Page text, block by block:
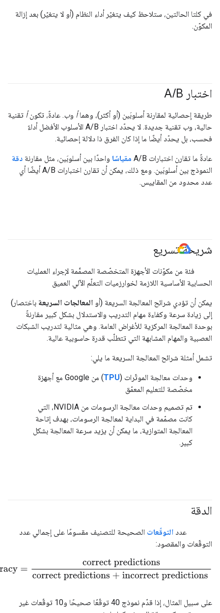
في كلتا الحالتين، ستلاحظ كيف يتغيّر أداء النظام (أو لا يتغيّر) بعد إزالة
المكوّن.
اختبار A /B
طريقة إحصائية لمقارنة أسلوبَين (أو أكثر)، وهماأ وب. عادةً، تكونأ تقنية
حالية، وب
تقنية جديدة. لا يحدّد اختبار A/B الأسلوب الأفضل أداءً
فحسب، بل يحدّد أيضًا ما إذا كان الفرق ذا دلالة إحصائية.
عادةً ما تقارن اختبارات A/B مقياسًا واحدًا بين أسلوبَين، مثل مقارنة دقة
النموذج بين أسلوبَين. ومع ذلك، يمكن أن تقارن اختبارات A/B أيضًا أي
عدد محدود من المقاييس.
شريحة تسريع
فئة من مكوّنات الأجهزة المتخصّصة المصمَّمة لإجراء العمليات
الحسابية الأساسية اللازمة لخوارزميات التعلّم الآلي العميق
يمكن أن تؤدي شرائح المعالجة السريعة (أو المعالجات السريعة باختصار)
إلى زيادة سرعة وكفاءة مهام التدريب والاستدلال بشكل كبير مقارنةً
بوحدة المعالجة المركزية للأغراض العامة. وهي مثالية لتدريب الشبكات
العصبية والمهام المشابهة التي تتطلّب قدرة حاسوبية عالية.
تشمل أمثلة شرائح المعالجة السريعة ما يلي:
وحدات معالجة الموتّرات (TPU
) من Google مع أجهزة
مخصّصة للتعليم المعمّق
تم تصميم وحدات معالجة الرسومات من NVIDIA، التي
كانت مصمّمة في البداية لمعالجة الرسومات، بهدف إتاحة
المعالجة المتوازية، ما يمكن أن يزيد سرعة المعالجة بشكل
كبير.
الدقة
#Metric
عدد التوقّعات الصحيحة للتصنيف مقسومًا على إجمالي عدد
التوقّعات والمقصود:
correct predictions + incorrect
على سبيل المثال، إذا قدّم نموذج 40 توقّعًا صحيحًا و10 توقّعات غير